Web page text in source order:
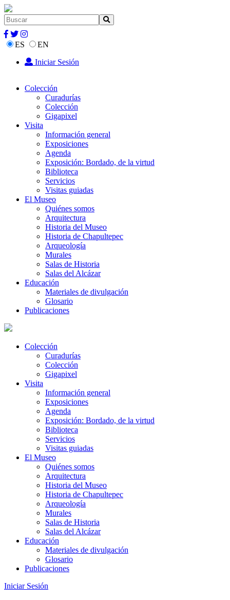
ES
EN
Iniciar Sesión
Colección
Curadurías
Colección
Gigapixel
Visita
Información general
Exposiciones
Agenda
Exposición: Bordado, de la virtud
Biblioteca
Servicios
Visitas guiadas
El Museo
Quiénes somos
Arquitectura
Historia del Museo
Historia de Chapultepec
Arqueología
Murales
Salas de Historia
Salas del Alcázar
Educación
Materiales de divulgación
Glosario
Publicaciones
Colección
Curadurías
Colección
Gigapixel
Visita
Información general
Exposiciones
Agenda
Exposición: Bordado, de la virtud
Biblioteca
Servicios
Visitas guiadas
El Museo
Quiénes somos
Arquitectura
Historia del Museo
Historia de Chapultepec
Arqueología
Murales
Salas de Historia
Salas del Alcázar
Educación
Materiales de divulgación
Glosario
Publicaciones
Iniciar Sesión